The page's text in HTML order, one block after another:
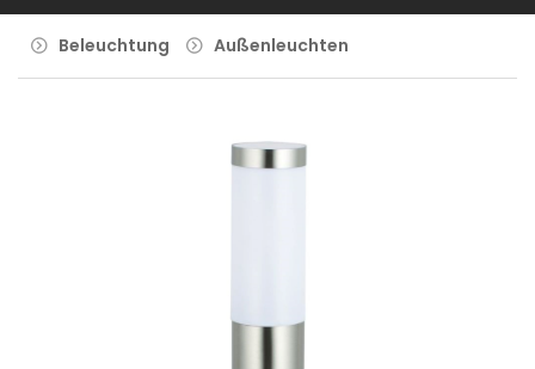
Beleuchtung Außenleuchten